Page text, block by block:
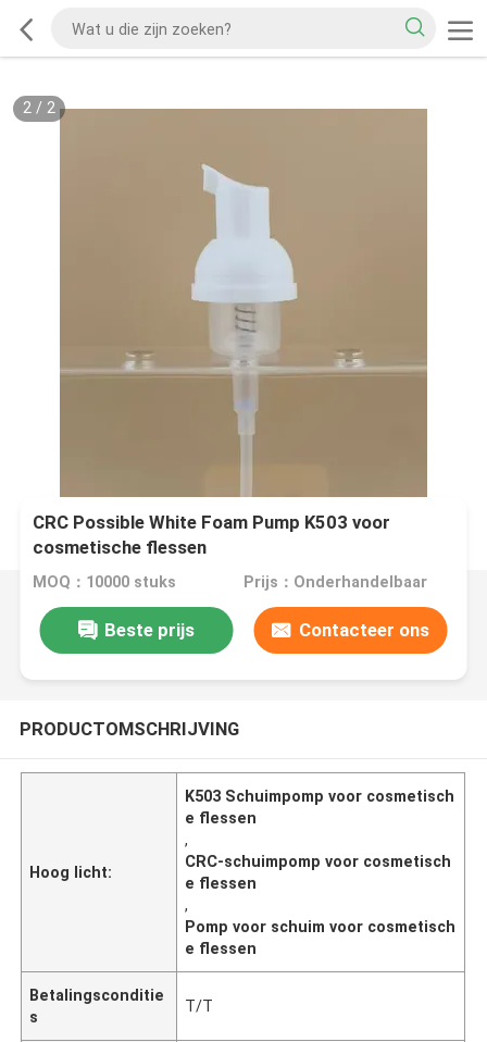
2/ 2
CRC Possible White Foam Pump K503 voor
cosmetische flessen
MOQ：10000 stuks Prijs：Onderhandelbaar
Beste prijs Contacteer ons
PRODUCTOMSCHRIJVING
Hoog licht:
K503 Schuimpomp voor cosmetisch
e flessen
,
CRC-schuimpomp voor cosmetisch
e flessen
,
Pomp voor schuim voor cosmetisch
e flessen
Betalingsconditie
s
T/T